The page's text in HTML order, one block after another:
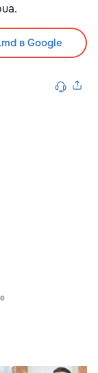
в Google